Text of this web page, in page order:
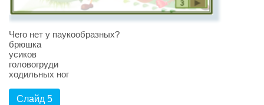
Чего нет у паукообразных?
брюшка
усиков
головогруди
ходильных ног
Слайд 5